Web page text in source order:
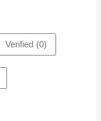
Verified (0)